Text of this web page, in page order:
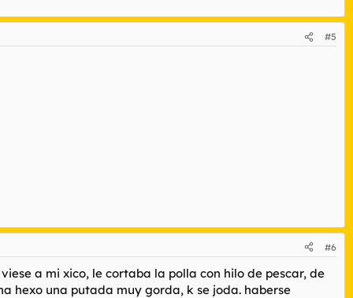
#5
#6
a mi xico, le cortaba la polla con hilo de pescar, de
hexo una putada muy gorda, k se joda. haberse